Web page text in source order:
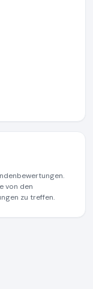
von den
zu treffen.